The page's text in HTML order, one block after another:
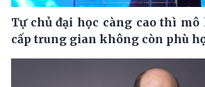
Tự chủ đại học càng cao thì
cấp trung gian không còn phù